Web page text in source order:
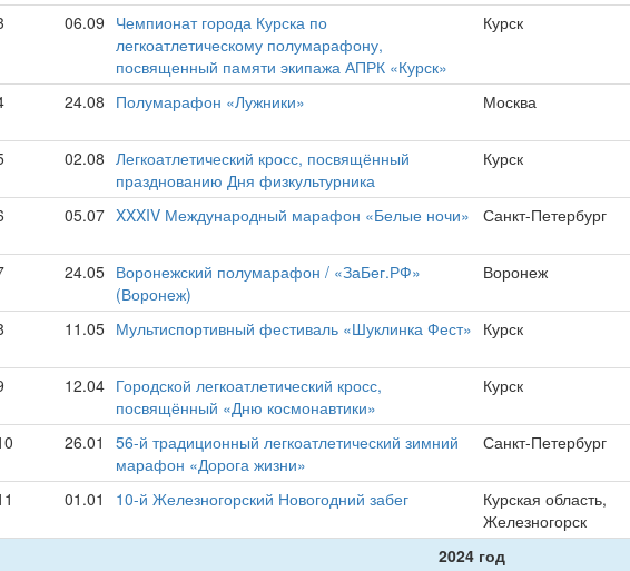
06.09 Чемпионат города Курска по
легкоатлетическому полумарафону,
посвященный памяти экипажа АПРК «Курск»
Курск
24.08 Полумарафон «Лужники» Москва
02.08 Легкоатлетический кросс, посвящённый
празднованию Дня физкультурника
Курск
05.07 XXXIV Международный марафон «Белые ночи» Санкт-Петербург
24.05 Воронежский полумарафон / «ЗаБег.РФ»
(Воронеж)
Воронеж
11.05 Мультиспортивный фестиваль «Шуклинка Фест» Курск
12.04 Городской легкоатлетический кросс,
посвящённый «Дню космонавтики»
Курск
26.01
56-й традиционный легкоатлетический зимний
марафон «Дорога жизни»
Санкт-Петербург
01.01 10-й Железногорский Новогодний забег
Курская область,
Железногорск
2024 год